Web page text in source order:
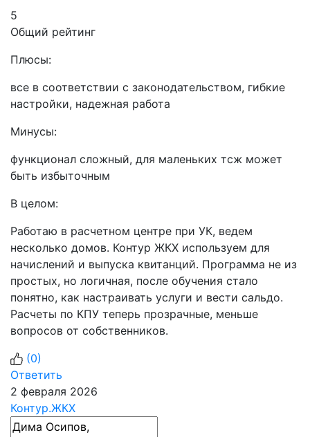
5
Общий рейтинг
Плюсы:
все в соответствии с законодательством, гибкие
настройки, надежная работа
Минусы:
функционал сложный, для маленьких тсж может
быть избыточным
В целом:
Работаю в расчетном центре при УК, ведем
несколько домов. Контур ЖКХ используем для
начислений и выпуска квитанций. Программа не из
простых, но логичная, после обучения стало
понятно, как настраивать услуги и вести сальдо.
Расчеты по КПУ теперь прозрачные, меньше
вопросов от собственников.
(0)
Ответить
2 февраля 2026
Контур.ЖКХ